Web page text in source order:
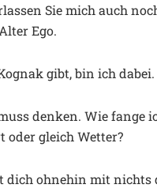
Sie mich auch
Ego.
gibt, bin ich dabei.
denken. Wie
oder gleich Wetter?
dich ohnehin mit nichts